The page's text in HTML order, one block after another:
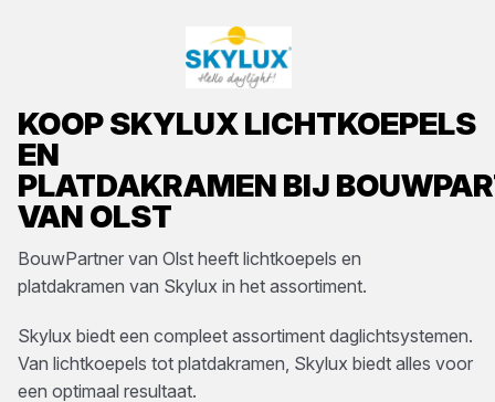
KOOPSKYLUXLICHTKOEPELS
EN
PLATDAKRAMEN BIJ
VAN OLST
BouwPartner van Olst heeft lichtkoepels en
platdakramen van Skylux in het assortiment.
Skylux biedt een compleet assortiment daglichtsystemen.
Van lichtkoepels tot platdakramen, Skylux biedt alles voor
een optimaal resultaat.